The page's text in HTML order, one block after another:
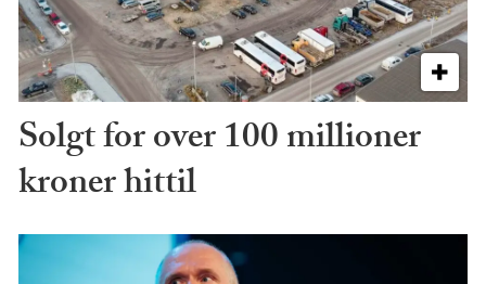
Solgt for over 100 millioner
kroner hittil